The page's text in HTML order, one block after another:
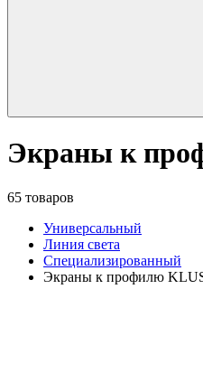
Экраны к
65 товаров
Универсальный
Линия света
Специализированный
Экраны к профилю